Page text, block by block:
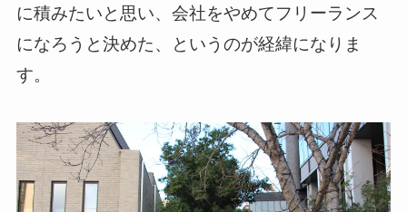
に積みたいと思い、会社をやめてフリーランス
になろうと決めた、というのが経緯になりま
す。